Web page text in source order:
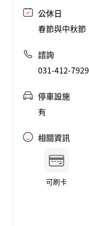
公休日
春節與中秋節
諮詢
031-412-7929
停車設施
有
相關資訊
可刷卡